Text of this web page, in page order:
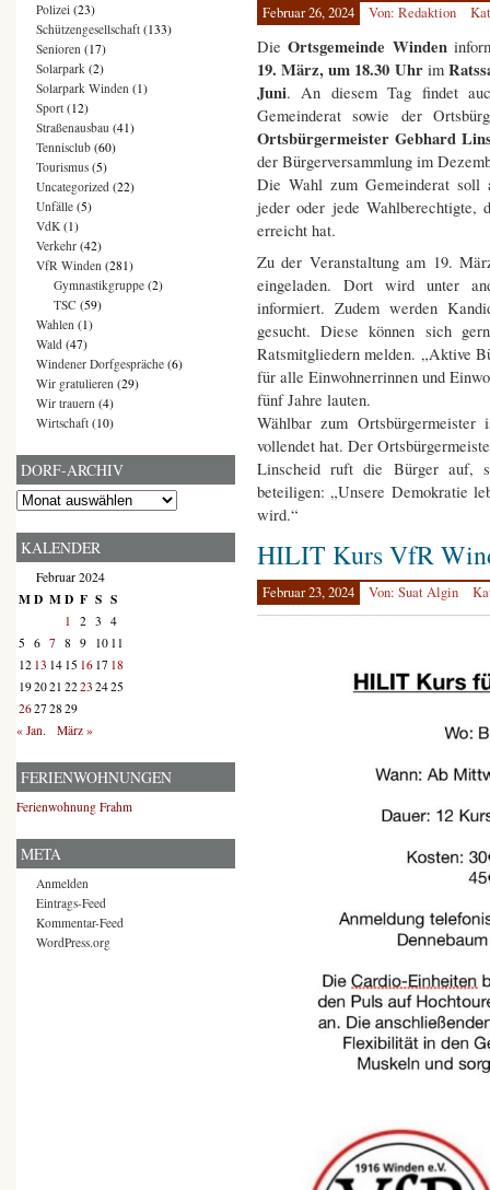
Februar 26, 2024 Von: Redaktion
DieOrtsgemeinde Winden
19. März, um 18.30 Uhrim
Juni. An diesem Tag findet
Gemeinderat sowie der
Ortsbürgermeister Gebhard
der Bürgerversammlung im
Die Wahl zum Gemeinderat soll
jeder oder jede
erreicht hat.
Zu der Veranstaltung am 19.
eingeladen. Dort wird unter
informiert. Zudem werden
gesucht. Diese können sich
Ratsmitgliedern melden. „Aktive
für alle Einwohnerrinnen und
fünf Jahre lauten.
Wählbar zum
vollendet hat. Der
Linscheid ruft die Bürger auf,
beteiligen: „Unsere Demokratie
wird.“
HILIT Kurs VfR
Februar 23, 2024 Von: Suat Algin
Polizei (23)
Schützengesellschaft (133)
Senioren (17)
Solarpark (2)
Solarpark Winden (1)
Sport (12)
Straßenausbau (41)
Tennisclub (60)
Tourismus (5)
Uncategorized (22)
Unfälle (5)
VdK (1)
Verkehr (42)
VfR Winden (281)
Gymnastikgruppe (2)
TSC (59)
Wahlen (1)
Wald (47)
Windener Dorfgespräche (6)
Wir gratulieren (29)
Wir trauern (4)
Wirtschaft (10)
DORF-ARCHIV
Dorf-
KALENDER
Februar 2024
MD MD F S S
1 2 3 4
5 6 7 8 9 10 11
12 13 14 15 16 17 18
192021 2223 2425
2627 28 29
« Jan.
März »
FERIENWOHNUNGEN
Ferienwohnung Frahm
META
Anmelden
Eintrags-Feed
Kommentar-Feed
WordPress.org